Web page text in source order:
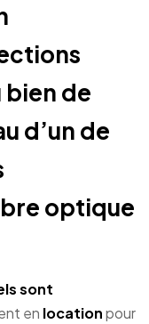
bien de
d’un de
optique
sont
en locationpour